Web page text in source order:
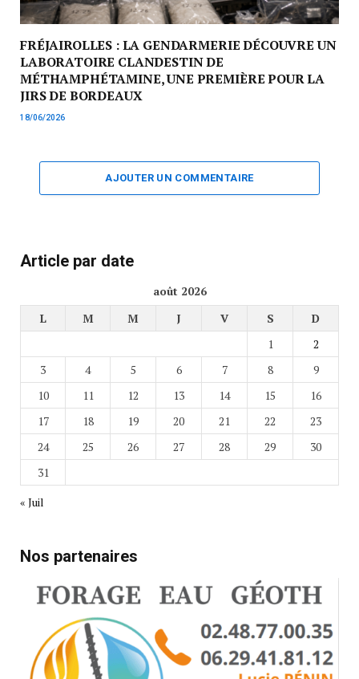
FRÉJAIROLLES : LA GENDARMERIE DÉCOUVRE UN
LABORATOIRE CLANDESTIN DE
MÉTHAMPHÉTAMINE, UNE PREMIÈRE POUR LA
JIRS DE BORDEAUX
18/06/2026
AJOUTER UN COMMENTAIRE
Article par date
août 2026
L
M M J V S
D
1
2
3
4 5 6 7 8
9
10
11 12 13 14 15
16
17
18 19 20 21 22
23
24
25 26 27 28 29
30
31
« Juil
Nos partenaires